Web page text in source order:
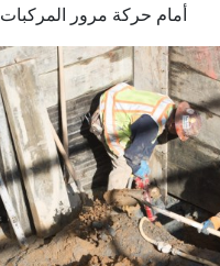
أمام حركة مرور المركبات